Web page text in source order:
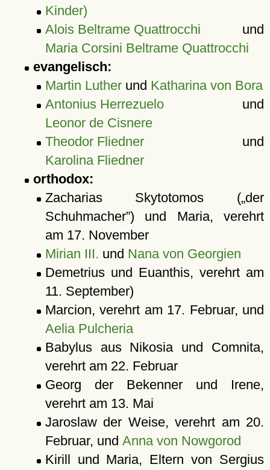
Kinder)
Alois Beltrame Quattrocchi und
Maria Corsini Beltrame Quattrocchi
evangelisch:
Martin Lutherund Katharina von Bora
Antonius Herrezuelound
Leonor de Cisnere
Theodor Fliednerund
Karolina Fliedner
orthodox:
Zacharias Skytotomos ( der
Schuhmacher ) und Maria, verehrt
am 17. November
Mirian III. und Nana von Georgien
Demetrius und Euanthis, verehrt am
11. September)
Marcion, verehrt am 17. Februar, und
Aelia Pulcheria
Babylus aus Nikosia und Comnita,
verehrt am 22. Februar
Georg der Bekenner und Irene,
verehrt am 13. Mai
Jaroslaw der Weise, verehrt am 20.
Februar, und Anna von Nowgorod
Kirill und Maria, Eltern von Sergius